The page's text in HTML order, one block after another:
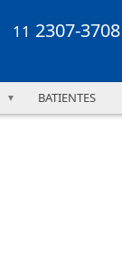
11 2307-3708
▼ BATIENTES